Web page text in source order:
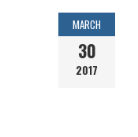
MARCH
30
2017